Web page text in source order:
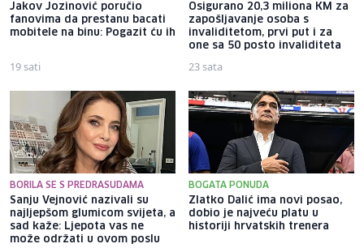
Jakov Jozinović poručio
fanovima da prestanu bacati
mobitele na binu: Pogazit ću ih
19 sati
Osigurano 20,3 miliona KM za
zapošljavanje osoba s
invaliditetom, prvi put i za
one sa 50 posto invaliditeta
23 sata
BORILA SE S PREDRASUDAMA
Sanju Vejnović nazivali su
najljepšom glumicom svijeta, a
sad kaže: Ljepota vas ne
može održati u ovom poslu
BOGATA PONUDA
Zlatko Dalić ima novi posao,
dobio je najveću platu u
historiji hrvatskih trenera